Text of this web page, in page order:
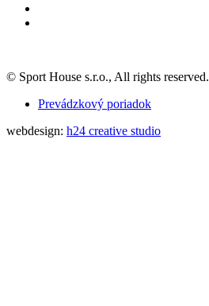
© Sport House s.r.o., All rights reserved.
Prevádzkový poriadok
webdesign: h24 creative studio